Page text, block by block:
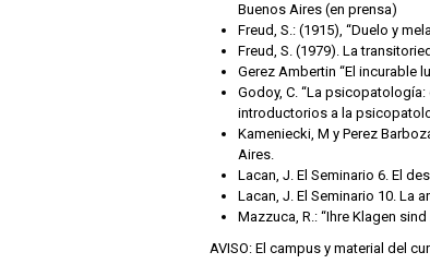
Buenos Aires (en prensa)
Freud, S.: (1915), “Duelo y
Freud, S. (1979). La
Gerez Ambertin “El incurable
Godoy, C. “La
introductorios a la
Kameniecki, M y Perez
Aires.
Lacan, J. El Seminario 6. El
Lacan, J. El Seminario 10. La
Mazzuca, R.: “Ihre Klagen
AVISO: El campus y material del